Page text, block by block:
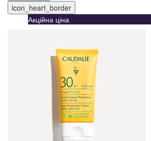
icon_heart_border
Акційна ціна